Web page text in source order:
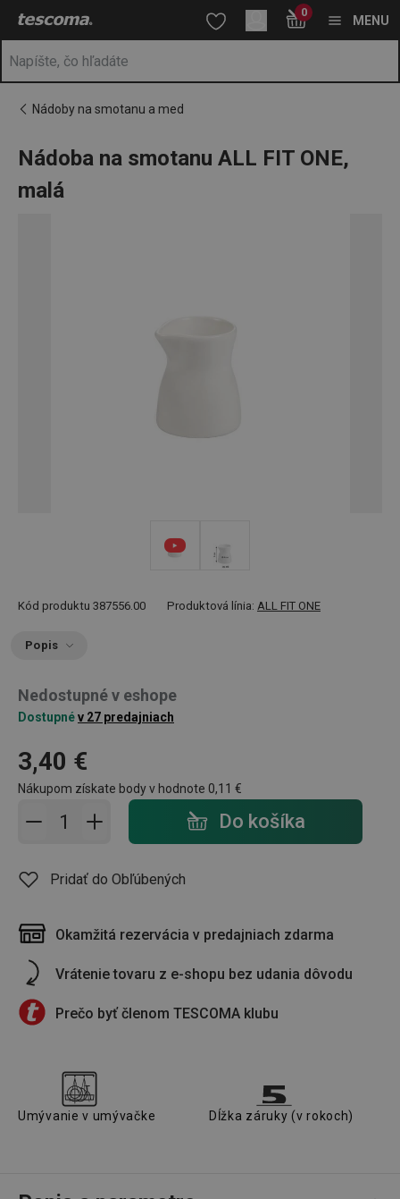
Nachádzate sa na stránke Nádoba na smotanu ALL FIT ONE,
Prejsť na hlavný obsah
Prejsť na vyhľadávanie
Prejsť na navigáciu 0
MENU
Nádoby na smotanu a med
Nádoba na smotanu ALL FIT ONE,
malá
Kód produktu 387556.00 Produktová línia: ALL FIT ONE
Popis
Nedostupné v eshope
Dostupnév 27 predajniach
3,40 €
Nákupom získate body v hodnote 0,11 €
Pridať do košíka - počet Do košíka
Pridať do Obľúbených
Okamžitá rezervácia v predajniach zdarma
Vrátenie tovaru z e-shopu bez udania dôvodu
Prečo byť členom TESCOMA klubu
Umývanie v umývačke Dĺžka záruky (v rokoch)